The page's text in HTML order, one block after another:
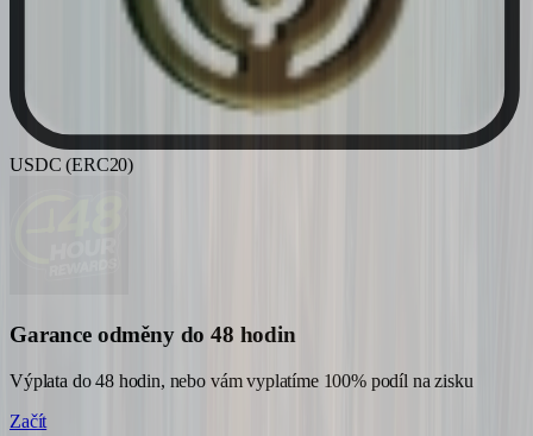
USDC (ERC20)
Garance odměny do 48 hodin
Výplata do 48 hodin, nebo vám vyplatíme 100% podíl na zisku
Začít